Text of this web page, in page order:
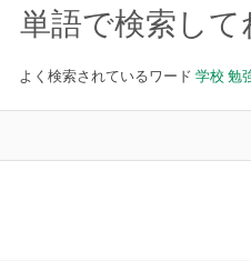
単語で検索して
よく検索されているワード 学校 勉